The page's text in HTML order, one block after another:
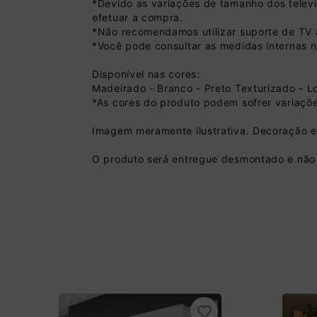
R$ 395,99 à vista
*Devido as variações de tamanho dos
efetuar a compra.
*Não recomendamos utilizar suporte de TV
*Você pode consultar as medidas internas
Disponível nas cores:
Madeirado - Branco - Preto Texturizado -
*As cores do produto podem sofrer
Imagem meramente ilustrativa. Decoração
O produto será entregue desmontado e